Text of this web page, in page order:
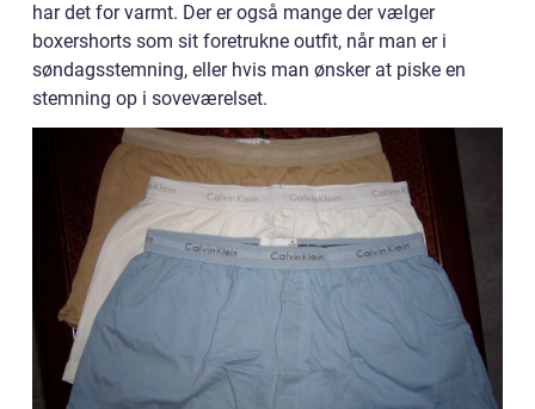
har det for varmt. Der er også mange der vælger
boxershorts som sit foretrukne outfit, når man er i
søndagsstemning, eller hvis man ønsker at piske en
stemning op i soveværelset.